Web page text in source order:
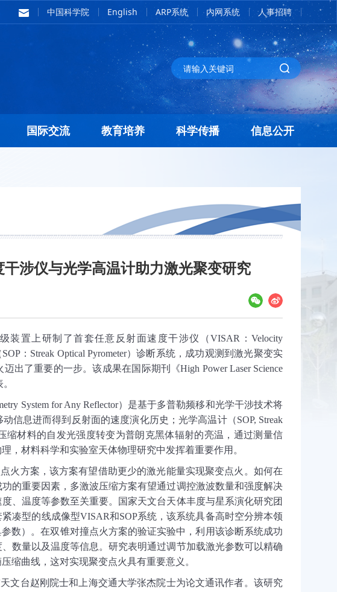
中国科学院 English ARP系统 内网系统 人事招聘
国际交流 教育培养 科学传播 信息公开
涉仪与光学高温计助力激光聚变研究
装置上研制了首套任意反射面速度干涉仪（VISAR ：Velocity
SOP ： Streak Optical Pyrometer）诊断系统，成功观测到激光聚变实
出了重要的一步。该成果在国际期刊《High Power Laser Science
System for Any Reflector）是基于多普勒频移和光学干涉技术将
信息进而得到反射面的速度演化历史；光学高温计（SOP, Streak
缩材料的自发光强度转变为普朗克黑体辐射的亮温，通过测量信
，材料科学和实验室天体物理研究中发挥着重要作用。
火方案，该方案有望借助更少的激光能量实现聚变点火。如何在
的重要因素，多激波压缩方案有望通过调控激波数量和强度解决
、温度等参数至关重要。国家天文台天体丰度与星系演化研究团
凑型的线成像型VISAR和SOP系统，该系统具备高时空分辨本领
数）。在双锥对撞点火方案的验证实验中，利用该诊断系统成功
数量以及温度等信息。研究表明通过调节加载激光参数可以精确
缩曲线，这对实现聚变点火具有重要意义。
文台赵刚院士和上海交通大学张杰院士为论文通讯作者。该研究